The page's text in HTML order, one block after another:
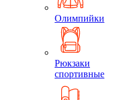
Олимпийки
Рюкзаки
спортивные